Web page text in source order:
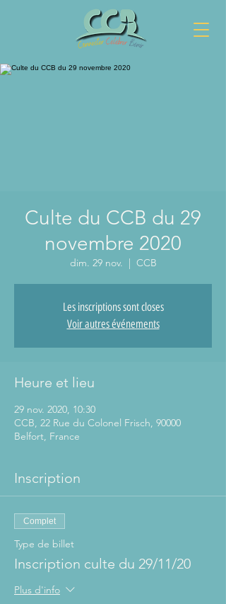
Culte du CCB du 29
novembre 2020
dim. 29 nov.
  |
CCB
Les inscriptions sont closes
Voir autres événements
Heure et lieu
29 nov. 2020, 10:30
CCB, 22 Rue du Colonel Frisch, 90000
Belfort, France
Inscription
Complet
Type de billet
Inscription culte du 29/11/20
Plus d'info